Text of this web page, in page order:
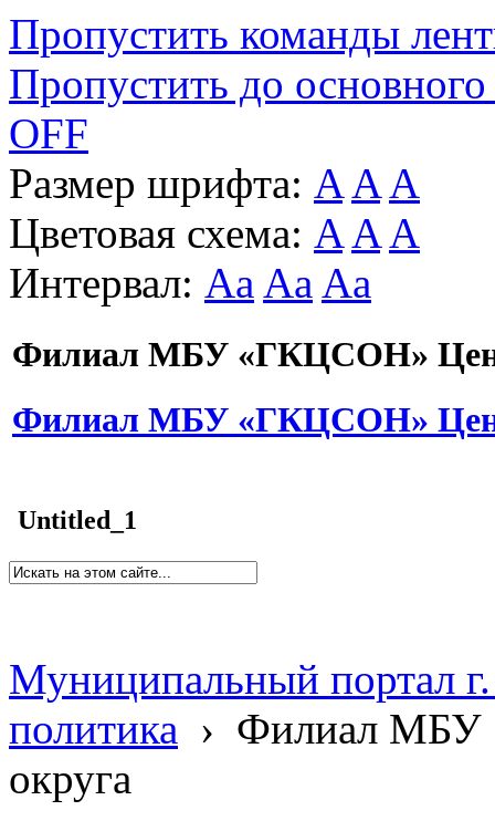
Пропустить команды
Пропустить до основного
OFF
Размер шрифта: A A A
Цветовая схема: A A A
Интервал: Aa Aa Aa
Филиал МБУ «ГКЦСОН»
Филиал МБУ «ГКЦСОН»
Untitled_1
Муниципальный портал
политика › Филиал МБУ
округа